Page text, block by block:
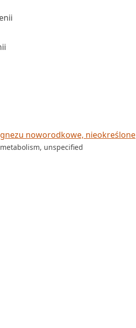
noworodkowe, nieokreślone
unspecified